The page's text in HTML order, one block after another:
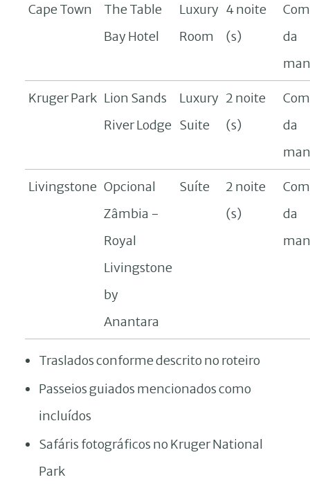
Cape Town
The Table
Bay Hotel
Luxury
Room
4 noite
(s)
da
Kruger Park Lion Sands
River Lodge
Luxury
Suite
2 noite
(s)
da
Livingstone Opcional
Zâmbia -
Royal
Livingstone
by
Anantara
Suíte
2 noite
(s)
da
Traslados conforme descrito no roteiro
Passeios guiados mencionados como
incluídos
Safáris fotográficos no Kruger National
Park